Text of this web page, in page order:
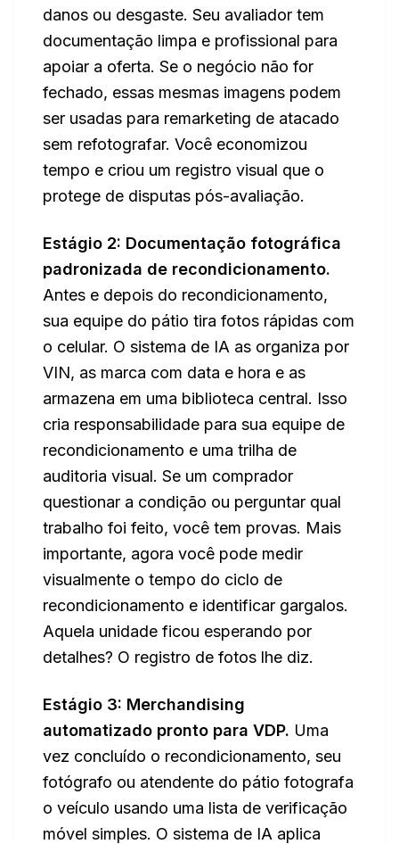
danos ou desgaste. Seu avaliador tem
documentação limpa e profissional para
apoiar a oferta. Se o negócio não for
fechado, essas mesmas imagens podem
ser usadas para remarketing de atacado
sem refotografar. Você economizou
tempo e criou um registro visual que o
protege de disputas pós-avaliação.
Estágio 2: Documentação fotográfica
padronizada de recondicionamento.
Antes e depois do recondicionamento,
sua equipe do pátio tira fotos rápidas com
o celular. O sistema de IA as organiza por
VIN, as marca com data e hora e as
armazena em uma biblioteca central. Isso
cria responsabilidade para sua equipe de
recondicionamento e uma trilha de
auditoria visual. Se um comprador
questionar a condição ou perguntar qual
trabalho foi feito, você tem provas. Mais
importante, agora você pode medir
visualmente o tempo do ciclo de
recondicionamento e identificar gargalos.
Aquela unidade ficou esperando por
detalhes? O registro de fotos lhe diz.
Estágio 3: Merchandising
automatizado pronto para VDP. Uma
vez concluído o recondicionamento, seu
fotógrafo ou atendente do pátio fotografa
o veículo usando uma lista de verificação
móvel simples. O sistema de IA aplica